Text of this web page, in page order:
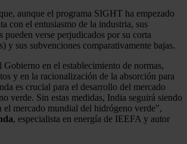
aunque el programa SIGHT ha empezado
con el entusiasmo de la industria, sus
pueden verse perjudicados por su corta
y sus subvenciones comparativamente bajas.
en el establecimiento de normas,
y en la racionalización de la absorción para
es crucial para el desarrollo del mercado
verde. Sin estas medidas, India seguirá siendo
el mercado mundial del hidrógeno verde",
, especialista en energía de IEEFA y autor